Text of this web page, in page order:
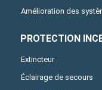
Amélioration des
PROTECTION
Extincteur
Éclairage de secours